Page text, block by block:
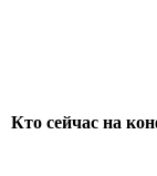
Кто сейчас на